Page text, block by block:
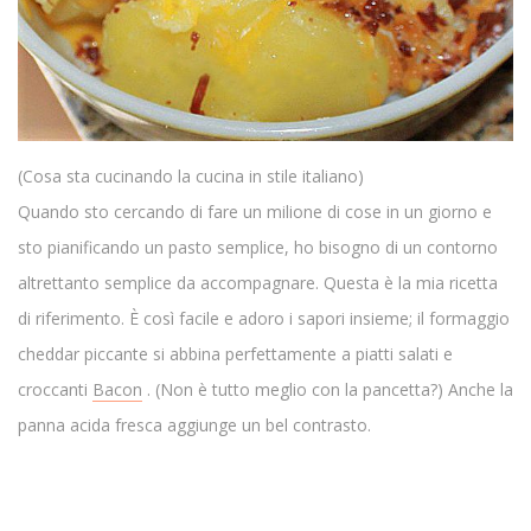
(Cosa sta cucinando la cucina in stile italiano)
Quando sto cercando di fare un milione di cose in un giorno e
sto pianificando un pasto semplice, ho bisogno di un contorno
altrettanto semplice da accompagnare. Questa è la mia ricetta
di riferimento. È così facile e adoro i sapori insieme; il formaggio
cheddar piccante si abbina perfettamente a piatti salati e
croccanti Bacon . (Non è tutto meglio con la pancetta?) Anche la
panna acida fresca aggiunge un bel contrasto.